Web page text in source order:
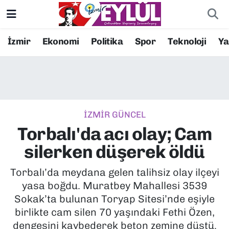
İzmir Ekonomi Politika Spor Teknoloji
İZMİR GÜNCEL
Torbalı'da acı olay; Cam
silerken düşerek öldü
Torbalı’da meydana gelen talihsiz olay ilçeyi
yasa boğdu. Muratbey Mahallesi 3539
Sokak’ta bulunan Toryap Sitesi’nde eşiyle
birlikte cam silen 70 yaşındaki Fethi Özen,
dengesini kaybederek beton zemine düştü.
Resmi İlanlar
EKONOMİ
KÜLTÜR SANAT
MAGAZİN
POLİTİKA
Konak Nöbetçi Eczaneler
Süper Lig Puan Durumu ve Fikstür
Tüm Manşetler
Son Dakika Haberleri
Haber Arşivi